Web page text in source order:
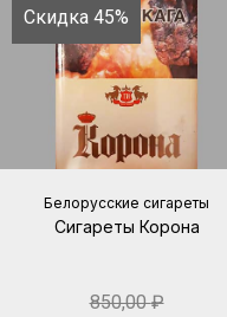
Скидка 45%
Белорусские сигареты
Сигареты Корона
850,00₽